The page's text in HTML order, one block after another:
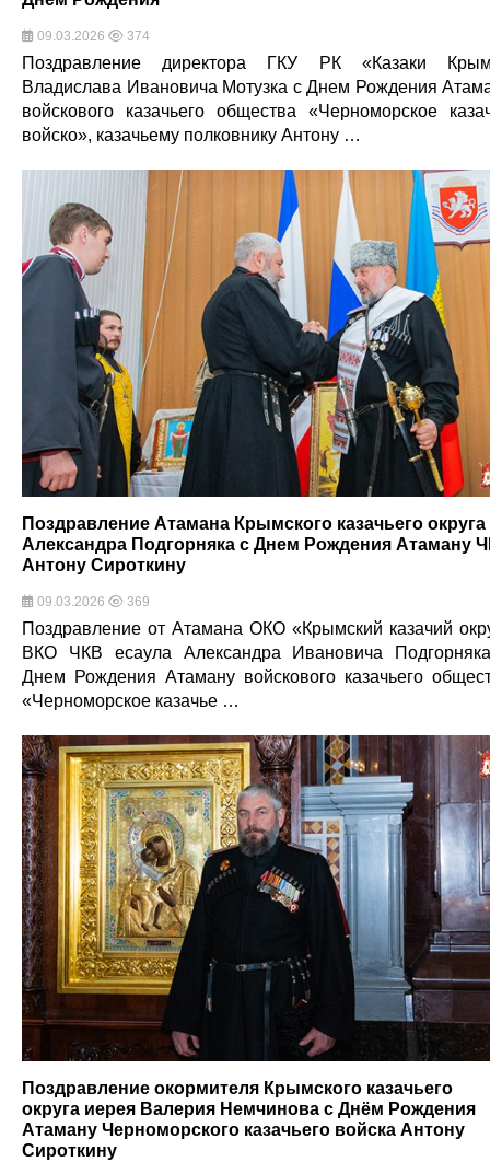
09.03.2026 374
Поздравление директора ГКУ РК «Казаки
Владислава Ивановича Мотузка с Днем Рождения
войскового казачьего общества «Черноморское
войско», казачьему полковнику Антону …
Поздравление Атамана Крымского казачьего округа
Александра Подгорняка с Днем Рождения Атаману
Антону Сироткину
09.03.2026 369
Поздравление от Атамана ОКО «Крымский казачий
ВКО ЧКВ есаула Александра Ивановича
Днем Рождения Атаману войскового казачьего
«Черноморское казачье …
Поздравление окормителя Крымского казачьего
округа иерея Валерия Немчинова с Днём Рождения
Атаману Черноморского казачьего войска Антону
Сироткину